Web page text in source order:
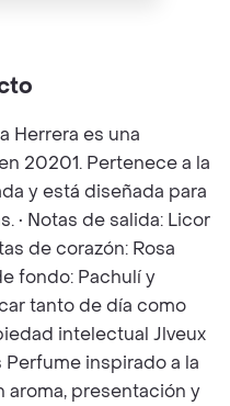
Herrera es una
20201. Pertenece a la
y está diseñada para
• Notas de salida: Licor
de corazón: Rosa
fondo: Pachulí y
tanto de día como
intelectual Jlveux
inspirado a la
aroma, presentación y